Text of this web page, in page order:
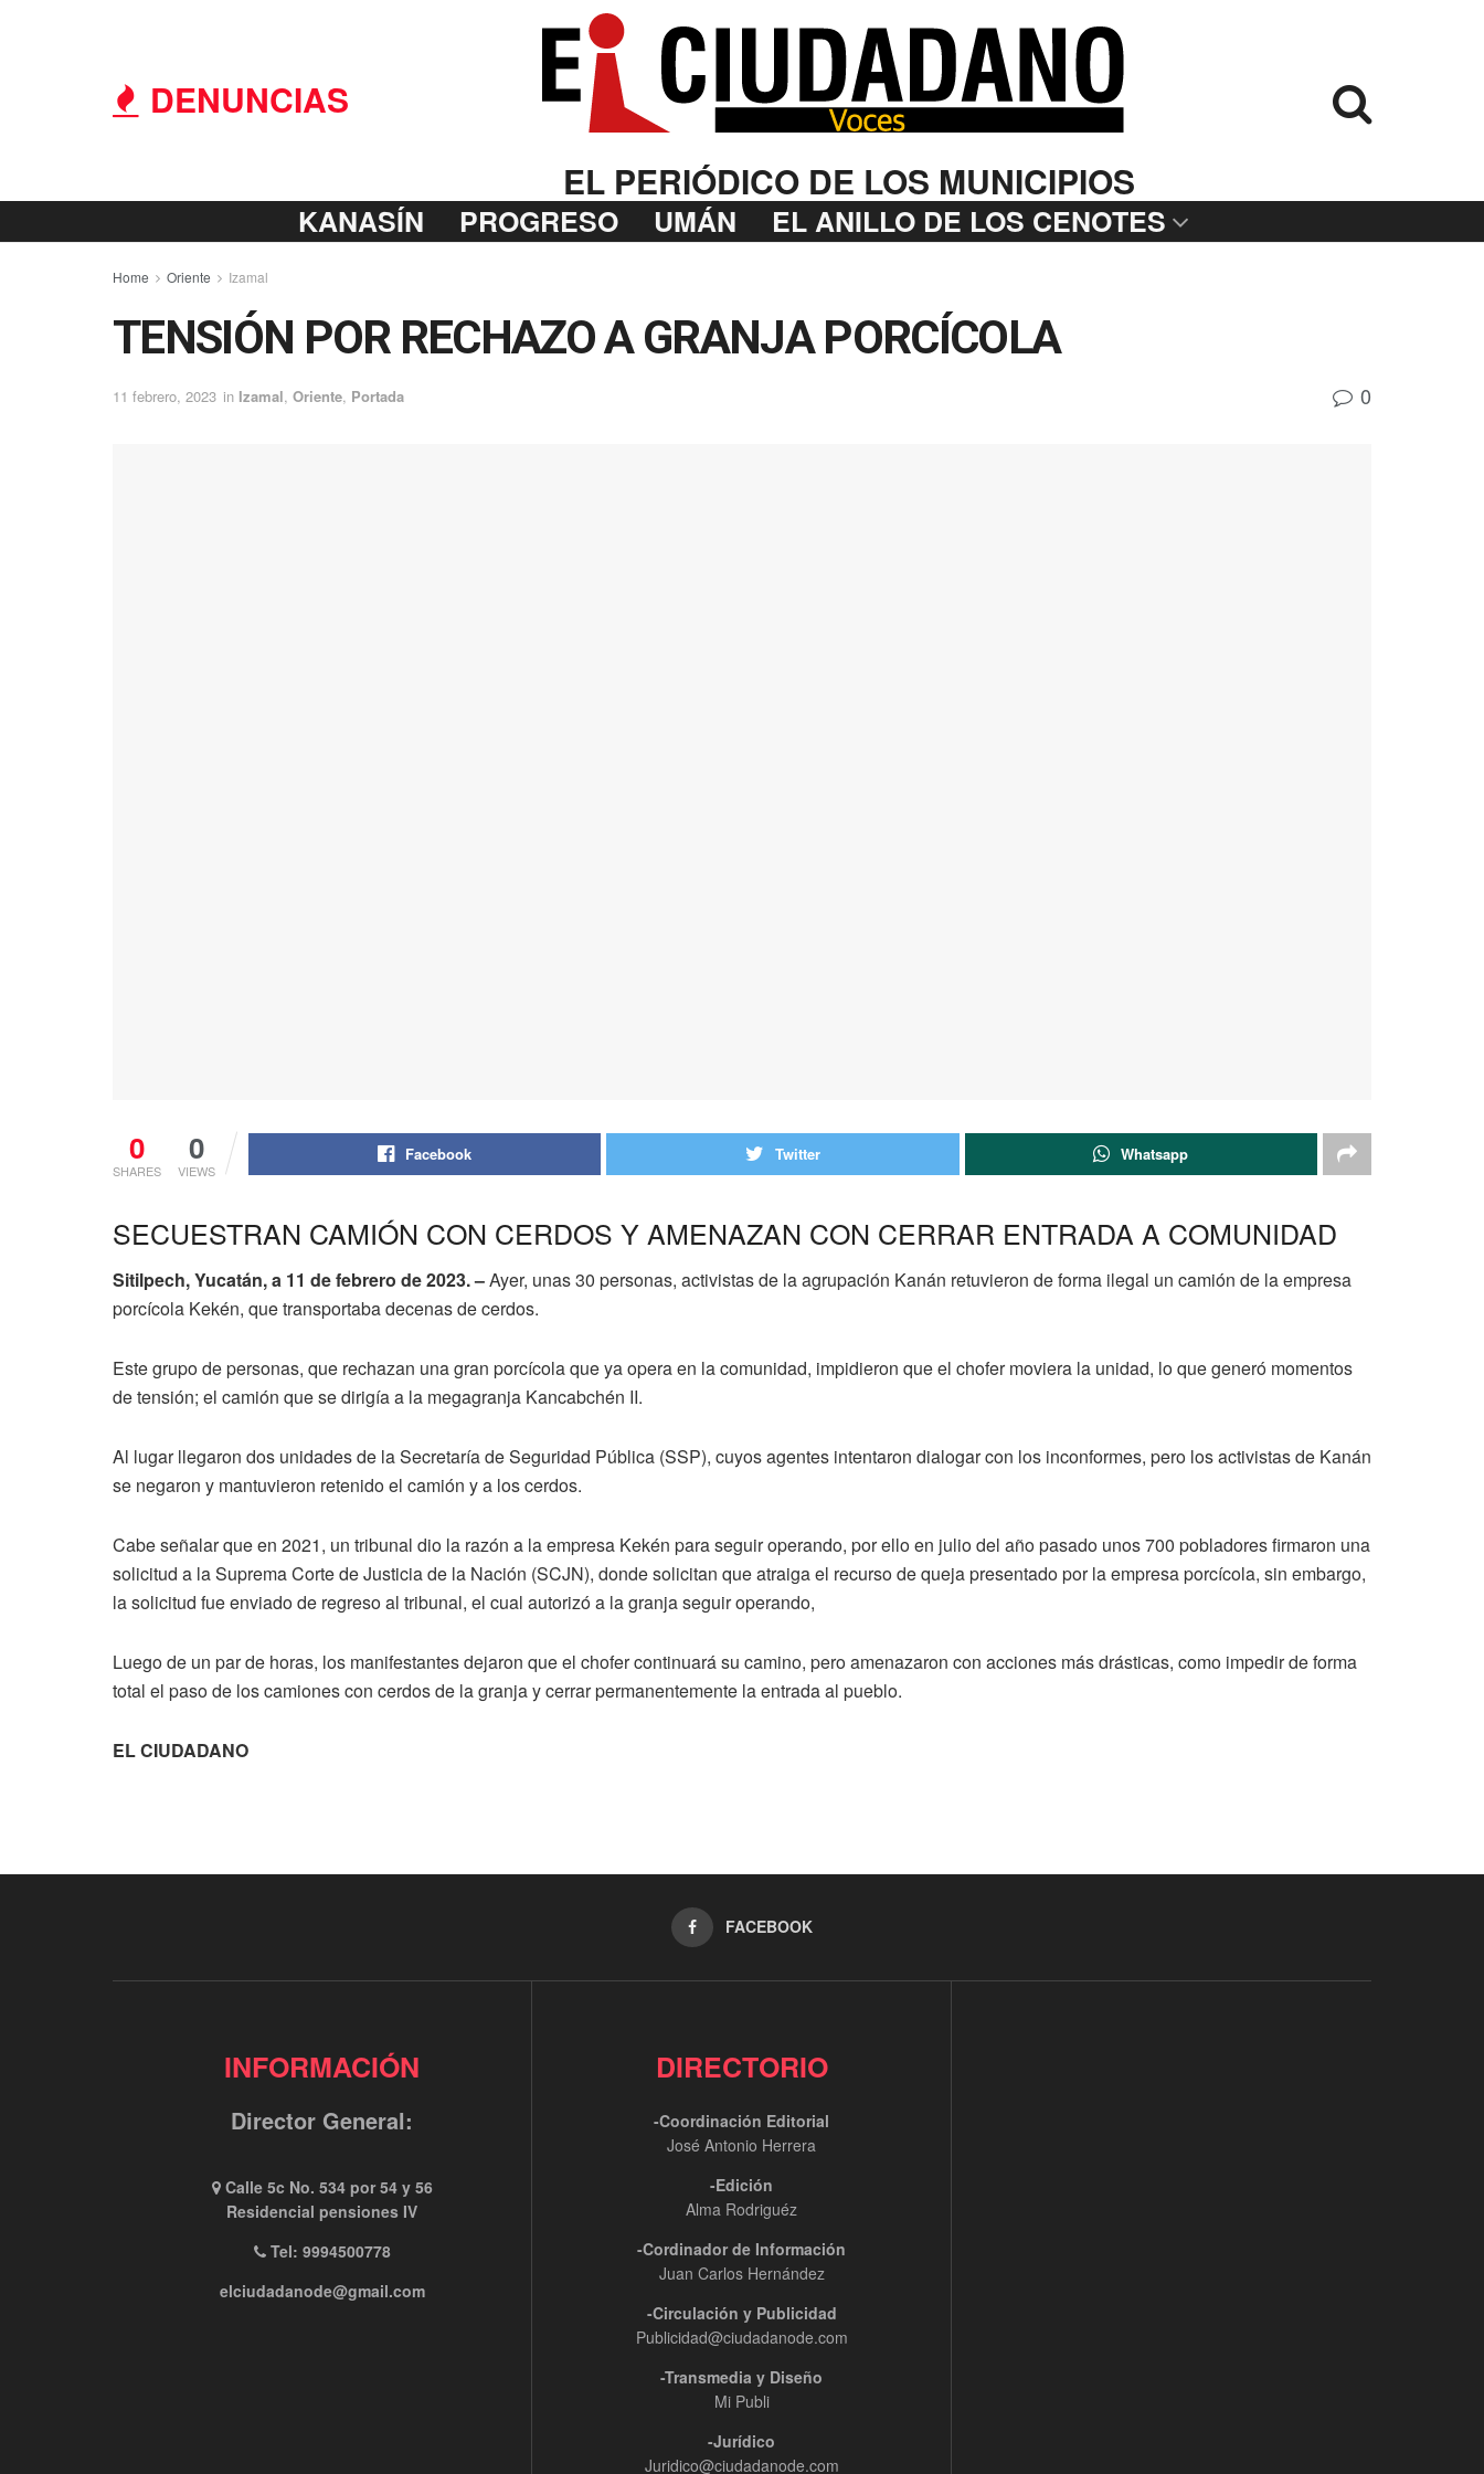
DENUNCIAS
EL PERIÓDICO DE LOS MUNICIPIOS
KANASÍN PROGRESO UMÁN EL ANILLO DE LOS CENOTES
Home Oriente Izamal
TENSIÓN POR RECHAZO A GRANJA PORCÍCOLA
11 febrero, 2023 in Izamal, Oriente, Portada 0
0
SHARES
0
VIEWS
Facebook Twitter Whatsapp
SECUESTRAN CAMIÓN CON CERDOS Y AMENAZAN CON CERRAR ENTRADA A COMUNIDAD
Sitilpech, Yucatán, a 11 de febrero de 2023. –Ayer, unas 30 personas, activistas de la agrupación Kanán retuvieron de forma ilegal un camión de la empresa
porcícola Kekén, que transportaba decenas de cerdos.
Este grupo de personas, que rechazan una gran porcícola que ya opera en la comunidad, impidieron que el chofer moviera la unidad, lo que generó momentos
de tensión; el camión que se dirigía a la megagranja Kancabchén II.
Al lugar llegaron dos unidades de la Secretaría de Seguridad Pública (SSP), cuyos agentes intentaron dialogar con los inconformes, pero los activistas de Kanán
se negaron y mantuvieron retenido el camión y a los cerdos.
Cabe señalar que en 2021, un tribunal dio la razón a la empresa Kekén para seguir operando, por ello en julio del año pasado unos 700 pobladores firmaron una
solicitud a la Suprema Corte de Justicia de la Nación (SCJN), donde solicitan que atraiga el recurso de queja presentado por la empresa porcícola, sin embargo,
la solicitud fue enviado de regreso al tribunal, el cual autorizó a la granja seguir operando,
Luego de un par de horas, los manifestantes dejaron que el chofer continuará su camino, pero amenazaron con acciones más drásticas, como impedir de forma
total el paso de los camiones con cerdos de la granja y cerrar permanentemente la entrada al pueblo.
EL CIUDADANO
FACEBOOK
INFORMACIÓN
Director General:
Calle 5c No. 534 por 54 y 56
Residencial pensiones IV
Tel: 9994500778
elciudadanode@gmail.com
DIRECTORIO
-Coordinación Editorial
José Antonio Herrera
-Edición
Alma Rodriguéz
-Cordinador de Información
Juan Carlos Hernández
-Circulación y Publicidad
Publicidad@ciudadanode.com
-Transmedia y Diseño
Mi Publi
-Jurídico
Juridico@ciudadanode.com